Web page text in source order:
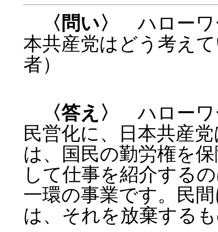
〈問い〉
ハローワ
本共産党はどう考え
者）
〈答え〉
ハローワ
民営化に、日本共産
は、国民の勤労権を
して仕事を紹介する
一環の事業です。民
は、それを放棄する